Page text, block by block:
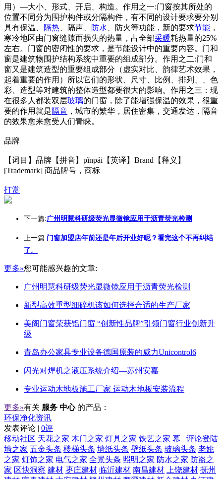
用）—大小、形式、开启、构造。作用之一:门窗按其所处的
位置不同分为围护构件或分隔构件，有不同的设计要求要分别
具有保温、
隔热 、隔声、 防水 、防火等功能，新的要求节能 ，
寒冷地区由门窗缝隙而损失的热量，占全部采暖耗热量的25%
左右。门窗的密闭性的要求，是节能设计中的重要内容。门和
窗是建筑物围护结构系统中重要的组成部分。作用之二:门和
窗又是建筑造型的重要组成部分（虚实对比、韵律艺术效果，
起着重要的作用）所以它们的形状、尺寸、比例、排列、、色
彩、造型等对建筑的整体造型都要很大的影响。作用之三：现
在很多人都装双层玻璃的门窗，除了能增强保温的效果，很重
要的作用就是隔音 ，城市的繁华，居住密集，交通发达，隔音
的效果愈来愈受人们青睐。
品牌
【词目】品牌【拼音】pǐnpái【英译】Brand【释义】
[Trademark] 商品牌号，商标
打赏
下一篇:广州明慧科研级荧光显微镜应用于沥青荧光检测
上一篇:门窗加盟店年前还是年后开业好呢？看完这个不再纠结
了。
更多»您可能感兴趣的文章:
广州明慧科研级荧光显微镜应用于沥青荧光检测
新型高效重型细碎机该如何选择合适的生产厂家
美阁门窗荣获铝门窗 “创新性品牌”引领门窗行业创新升
级
青岛办公家具专业设备德国原装的威力Unicontrol6
闪光对焊机之液压系统介绍—苏州安嘉
专业运动木地板施工厂家 运动木地板安装流程
更多»有关 服务 中心 的产品：
环保净化资讯
发表评论 | 0评
评论登陆
移动社区 天花之家 木门之家 灯具之家 铁艺之家 幕
墙之家 五金头条 楼梯头条 墙纸头条 壁纸头条 玻璃头条 老姚
之家 灯饰之家 电气之家 全景头条 照明之家 防水之家 防盗之
家 区快洞察 建材 枣庄建材 临沂建材 南昌建材 上饶建材 抚州